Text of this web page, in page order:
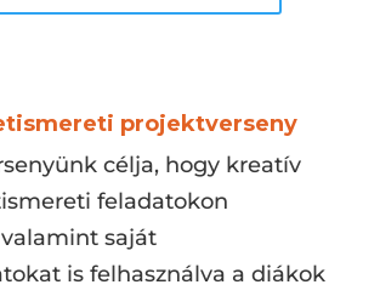
projektverseny
célja, hogy kreatív
feladatokon
saját
is felhasználva a diákok